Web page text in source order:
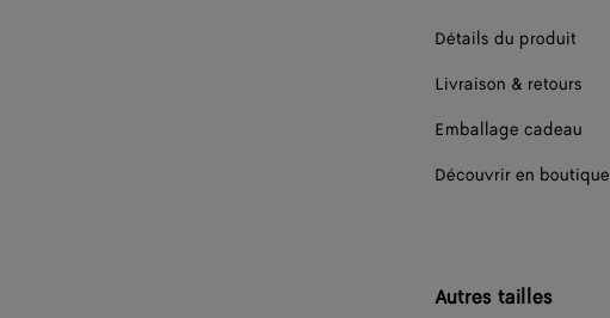
Détails du produit
Livraison & retours
Emballage cadeau
Découvrir en boutique
Autres tailles